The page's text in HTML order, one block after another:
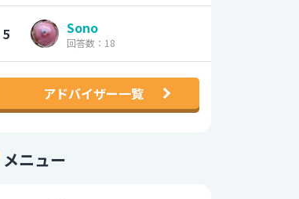
5 Sono
回答数：18
アドバイザー一覧
メニュー